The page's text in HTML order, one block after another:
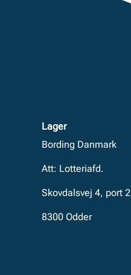
Lager
Bording Danmark
Att: Lotteriafd.
Skovdalsvej 4, port 2
8300 Odder